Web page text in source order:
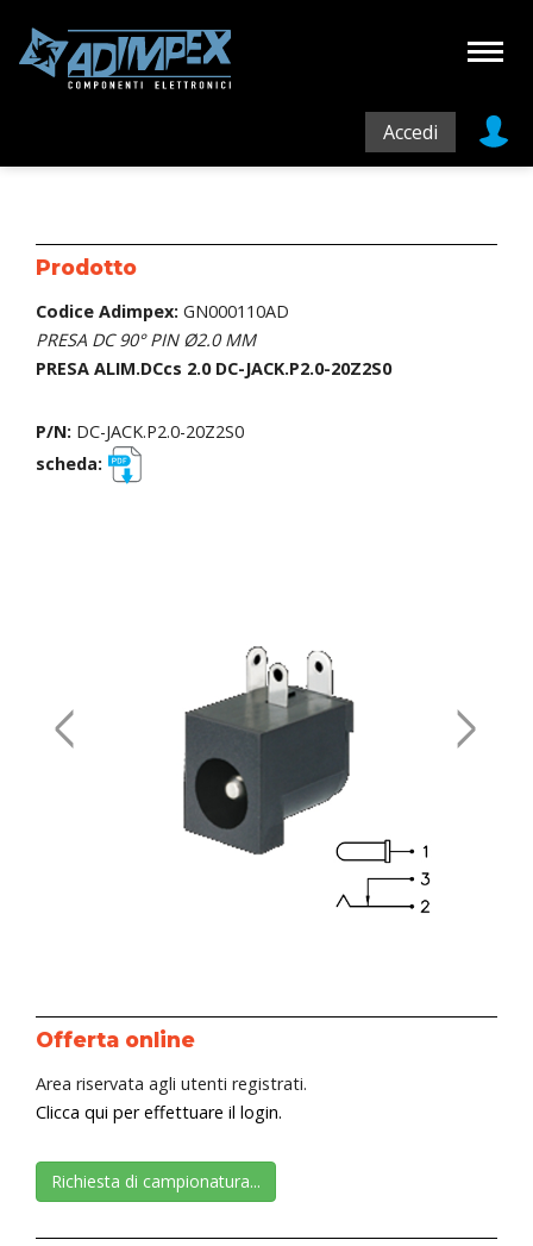
Accedi
Prodotto
Codice Adimpex: GN000110AD
PRESA DC 90° PIN Ø2.0 MM
PRESA ALIM.DCcs 2.0 DC-JACK.P2.0-20Z2S0
P/N: DC-JACK.P2.0-20Z2S0
scheda:
Offerta online
Area riservata agli utenti registrati.
Clicca qui per effettuare il login.
Richiesta di campionatura...